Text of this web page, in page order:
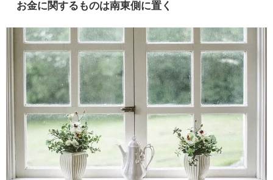
お金に関するものは南東側に置く